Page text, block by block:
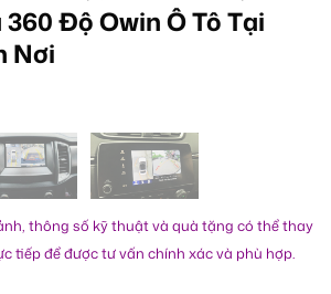
Độ Owin Ô Tô Tại
Nơi
thông số kỹ thuật và quà tặng có thể thay
tiếp để được tư vấn chính xác và phù hợp.